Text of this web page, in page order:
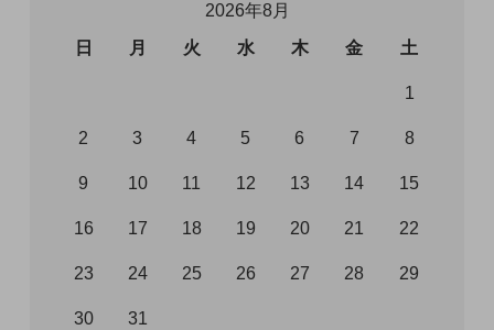
2026年8月
日
月 火 水 木 金 土
1
2 3 4 5 6 7 8
9 10 11 12 13 14 15
16 17 18 19 20 21 22
23 24 25 26 27 28 29
30 31